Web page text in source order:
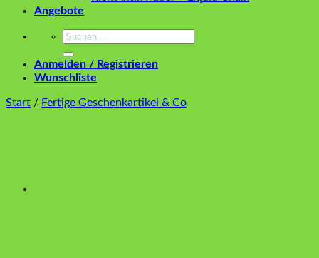
Angebote
Suchen
Anmelden / Registrieren
Wunschliste
Start / Fertige Geschenkartikel & Co